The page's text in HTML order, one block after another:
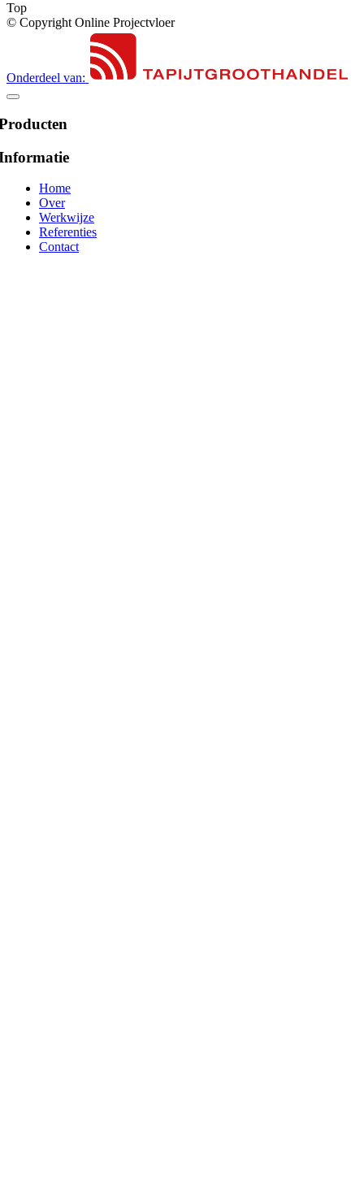
Top
© Copyright Online Projectvloer
Onderdeel van:
Home
Over
Werkwijze
Referenties
Contact